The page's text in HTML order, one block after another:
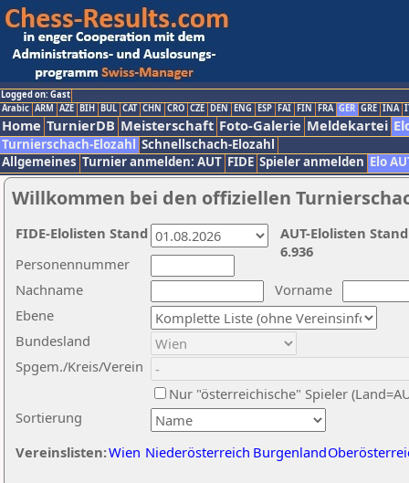
Logged on: Gast
Arabic ARM AZE BIH BUL CAT CHN CRO CZE DEN ENG ESP FAI FIN FRA GER GRE INA
Home TurnierDB Meisterschaft Foto-Galerie Meldekartei
Turnierschach-Elozahl Schnellschach-Elozahl
Allgemeines Turnier anmelden: AUT FIDE Spieler anmelden Elo
Willkommen bei den offiziellen
Nachname
Vorname
Ebene
Sortierung
Personennummer
Bundesland
Spgem./Kreis/Verein
Nur "österreichische" Spieler
Vereinslisten:Wien Niederösterreich Burgenland
AUT-Elolisten
6.936
FIDE-Elolisten Stand